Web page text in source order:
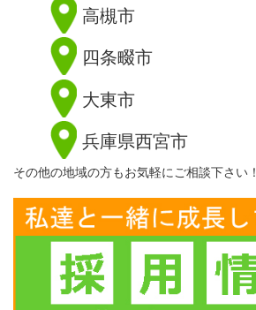
高槻市
四条畷市
大東市
兵庫県西宮市
その他の地域の方もお気軽にご相談下さい！